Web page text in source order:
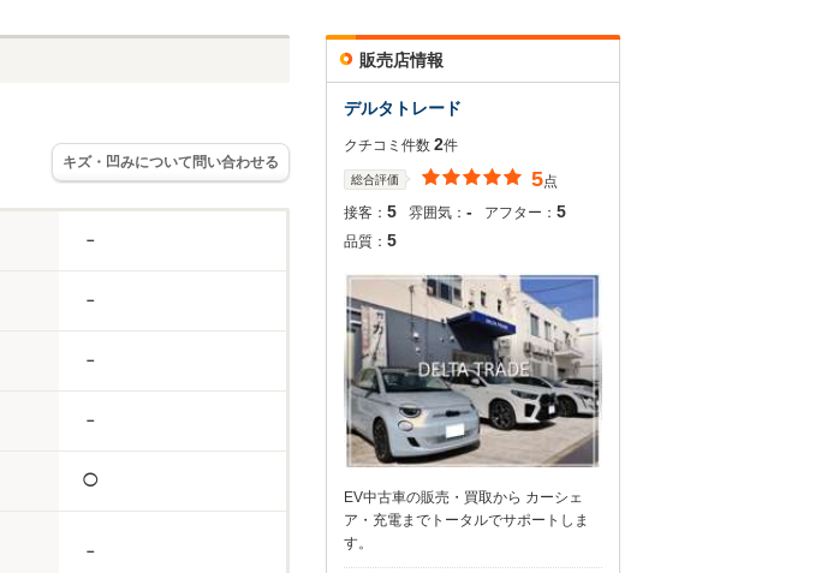
キズ・凹みについて問い合わせる
－
－
－
－
◯
－
販売店情報
デルタトレード
クチコミ件数 2件
総合評価 5点
接客： 5 雰囲気： - アフター： 5
品質： 5
EV中古車の販売・買取から カーシェ
ア・充電までトータルでサポートしま
す。